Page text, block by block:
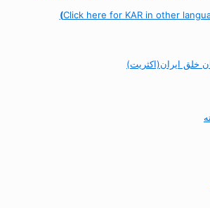
(Click here for KAR in other
خلق ایران(اکثریت)